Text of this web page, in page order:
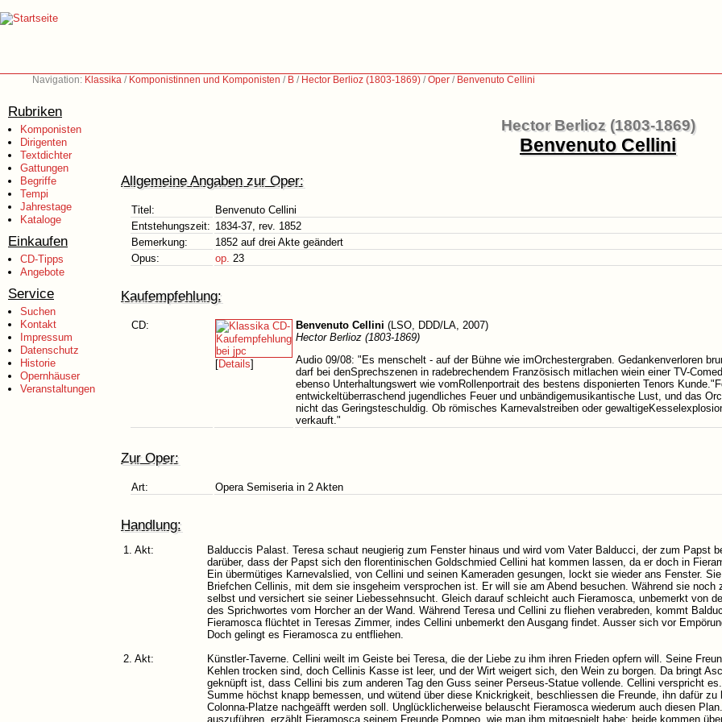
Navigation: Klassika / Komponistinnen und Komponisten / B / Hector Berlioz (1803-1869) /Oper / Benvenuto Cellini
Rubriken
Komponisten
Dirigenten
Textdichter
Gattungen
Begriffe
Tempi
Jahrestage
Kataloge
Einkaufen
CD-Tipps
Angebote
Service
Suchen
Kontakt
Impressum
Datenschutz
Historie
Opernhäuser
Veranstaltungen
Hector Berlioz (1803-1869)
Benvenuto Cellini
Allgemeine Angaben zur Oper:
Titel:
Benvenuto Cellini
Entstehungszeit: 1834-37, rev. 1852
Bemerkung:
1852 auf drei Akte geändert
Opus:
op. 23
Kaufempfehlung:
CD:
[Details]
Benvenuto Cellini (LSO, DDD/LA, 2007)
Hector Berlioz (1803-1869)
Audio 09/08: "Es menschelt - auf der Bühne wie imOrchestergraben. Gedankenverloren
darf bei denSprechszenen in radebrechendem Französisch mitlachen wiein einer TV-
ebenso Unterhaltungswert wie vomRollenportrait des bestens disponierten Tenors
entwickeltüberraschend jugendliches Feuer und unbändigemusikantische Lust, und das
nicht das Geringsteschuldig. Ob römisches Karnevalstreiben oder
verkauft."
Zur Oper:
Art: Opera Semiseria in 2 Akten
Handlung:
1. Akt:
Balduccis Palast. Teresa schaut neugierig zum Fenster hinaus und wird vom Vater Balducci, der zum Papst
darüber, dass der Papst sich den florentinischen Goldschmied Cellini hat kommen lassen, da er doch in
Ein übermütiges Karnevalslied, von Cellini und seinen Kameraden gesungen, lockt sie wieder ans Fenster.
Briefchen Cellinis, mit dem sie insgeheim versprochen ist. Er will sie am Abend besuchen. Während sie
selbst und versichert sie seiner Liebessehnsucht. Gleich darauf schleicht auch Fieramosca, unbemerkt von
des Sprichwortes vom Horcher an der Wand. Während Teresa und Cellini zu fliehen verabreden, kommt
Fieramosca flüchtet in Teresas Zimmer, indes Cellini unbemerkt den Ausgang findet. Ausser sich vor
Doch gelingt es Fieramosca zu entfliehen.
2. Akt:
Künstler-Taverne. Cellini weilt im Geiste bei Teresa, die der Liebe zu ihm ihren Frieden opfern will. Seine
Kehlen trocken sind, doch Cellinis Kasse ist leer, und der Wirt weigert sich, den Wein zu borgen. Da bringt
geknüpft ist, dass Cellini bis zum anderen Tag den Guss seiner Perseus-Statue vollende. Cellini verspricht
Summe höchst knapp bemessen, und wütend über diese Knickrigkeit, beschliessen die Freunde, ihn dafür
Colonna-Platze nachgeäfft werden soll. Unglücklicherweise belauscht Fieramosca wiederum auch diesen
auszuführen, erzählt Fieramosca seinem Freunde Pompeo, wie man ihm mitgespielt habe; beide kommen